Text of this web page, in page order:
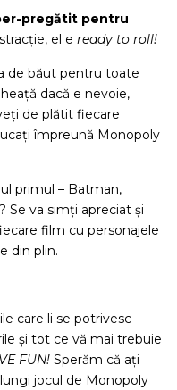
pregătit pentru
el eready to roll!
de băut pentru toate
dacă e nevoie,
de plătit fiecare
împreună Monopoly
primul – Batman,
Se va simți apreciat și
film cu personajele
din plin.
care li se potrivesc
și tot ce vă mai trebuie
FUN!Sperăm că ați
jocul de Monopoly